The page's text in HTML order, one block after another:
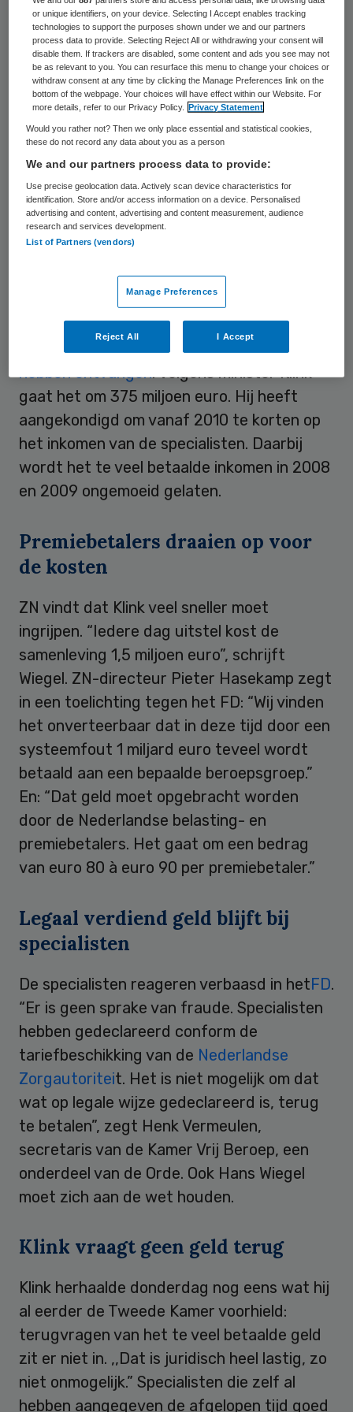
een nieuw declaratiesysteem.
Meningen verdeeld over
bedragen
Betrokken partijen verschillen van mening
over de hoogte van de
kostenoverschrijding. Volgens
Zorgverzekeraars Nederland(ZN) gaat het
om 630 miljoen euro. Dat zou blijken uit
het ministerie van Volksgezondheid, Welzijn
en Sport (VWS). De
Orde van Medisch
Specialisten daarentegen stelt dat de
specialisten in 2008 80 miljoen euro te veel
hebben ontvangen. Volgens minister Klink
gaat het om 375 miljoen euro. Hij heeft
aangekondigd om vanaf 2010 te korten op
het inkomen van de specialisten. Daarbij
wordt het te veel betaalde inkomen in 2008
en 2009 ongemoeid gelaten.
Premiebetalers draaien op voor
de kosten
ZN vindt dat Klink veel sneller moet
ingrijpen. “Iedere dag uitstel kost de
samenleving 1,5 miljoen euro”, schrijft
Wiegel. ZN-directeur Pieter Hasekamp zegt
in een toelichting tegen het FD: “Wij vinden
het onverteerbaar dat in deze tijd door een
systeemfout 1 miljard euro teveel wordt
betaald aan een bepaalde beroepsgroep.”
En: “Dat geld moet opgebracht worden
door de Nederlandse belasting- en
premiebetalers. Het gaat om een bedrag
van euro 80 à euro 90 per premiebetaler.”
Legaal verdiend geld blijft bij
specialisten
De specialisten reageren verbaasd in hetFD.
“Er is geen sprake van fraude. Specialisten
hebben gedeclareerd conform de
tariefbeschikking van de Nederlandse
Zorgautoriteit. Het is niet mogelijk om dat
wat op legale wijze gedeclareerd is, terug
te betalen”, zegt Henk Vermeulen,
secretaris van de Kamer Vrij Beroep, een
onderdeel van de Orde. Ook Hans Wiegel
moet zich aan de wet houden.
Klink vraagt geen geld terug
Klink herhaalde donderdag nog eens wat hij
al eerder de Tweede Kamer voorhield:
terugvragen van het te veel betaalde geld
zit er niet in. ,,Dat is juridisch heel lastig, zo
niet onmogelijk.” Specialisten die zelf al
hebben aangegeven de afgelopen tijd goed
or unique identifiers, on your device. Selecting I Accept enables tracking
technologies to support the purposes shown under we and our partners
process data to provide. Selecting Reject All or withdrawing your consent will
disable them. If trackers are disabled, some content and ads you see may not
be as relevant to you. You can resurface this menu to change your choices or
withdraw consent at any time by clicking the Manage Preferences link on the
bottom of the webpage. Your choices will have effect within our Website. For
more details, refer to our Privacy Policy.
Privacy Statement
Would you rather not? Then we only place essential and statistical cookies,
these do not record any data about you as a person
We and our partners process data to provide:
Use precise geolocation data. Actively scan device characteristics for
identification. Store and/or access information on a device. Personalised
advertising and content, advertising and content measurement, audience
research and services development.
List of Partners (vendors)
Manage Preferences
Reject All I Accept